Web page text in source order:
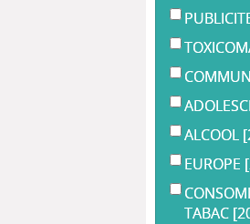
ALCOOL
EUROPE
TABAC